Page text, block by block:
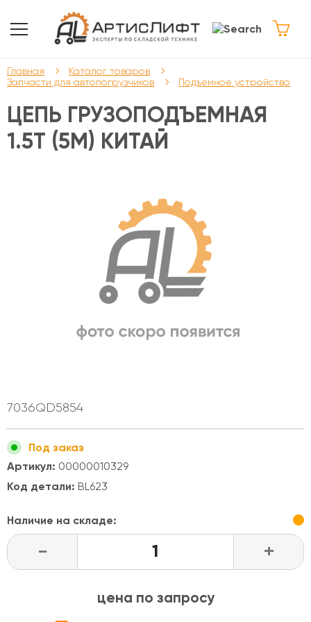
Главная
Каталог товаров
Запчасти для автопогрузчиков
Подъемное устройство
ЦЕПЬ ГРУЗОПОДЪЕМНАЯ
1.5Т (5М) КИТАЙ
7036QD5854
Под заказ
Артикул: 00000010329
Код детали: BL623
Наличие на складе:
- +
цена по запросу